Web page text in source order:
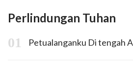
Perlindungan Tuhan
Petualanganku Di tengah